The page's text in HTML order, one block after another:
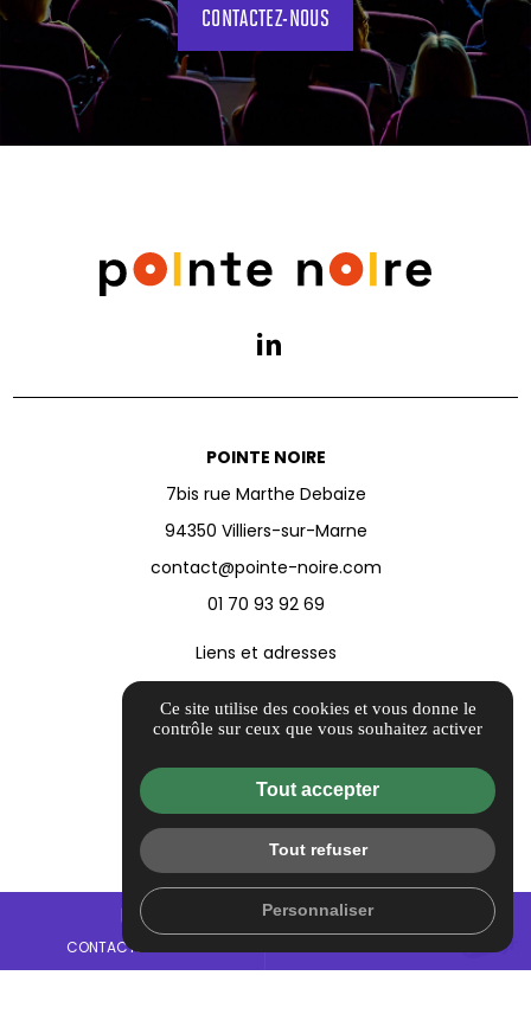
CONTACTEZ-NOUS
mail
CONTACTEZ-NOUS
POINTE NOIRE
7bis rue Marthe Debaize
94350 Villiers-sur-Marne
contact@pointe-noire.com
01 70 93 92 69
Liens et adresses
Informations complémentaires
Mentions légales
Politique de confidentialité
Conditions générales de vente
Flux RSS
Gestion des cookies
Ce site utilise des cookies et vous donne le
contrôle sur ceux que vous souhaitez activer
Tout accepter
Tout refuser
Personnaliser